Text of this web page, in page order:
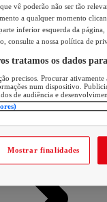
vê poderão não ser tão
a qualquer momento
inferior esquerda da página,
consulte a nossa política de
tratamos os dados
precisos. Procurar
num dispositivo.
de audiência e
Mostrar finalidades